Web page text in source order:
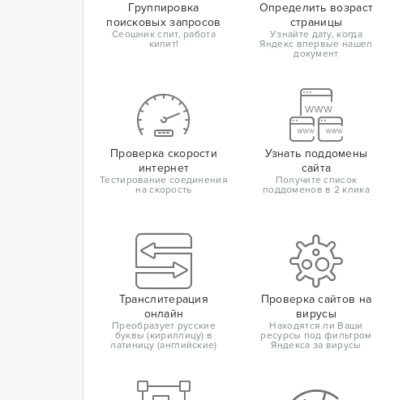
Группировка
поисковых запросов
Сеошник спит, работа
кипит!
Определить возраст
страницы
Узнайте дату, когда
Яндекс впервые нашел
документ
Проверка скорости
интернет
Тестирование соединения
на скорость
Узнать поддомены
сайта
Получите список
поддоменов в 2 клика
Транслитерация
онлайн
Преобразует русские
буквы (кириллицу) в
латиницу (английские)
Проверка сайтов на
вирусы
Находятся ли Ваши
ресурсы под фильтром
Яндекса за вирусы